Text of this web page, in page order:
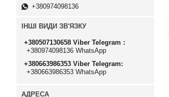
+380974098136
ІНШІ ВИДИ ЗВ'ЯЗКУ
+380507130658 Viber Telegram
+380974098136 WhatsApp
+380663986353 Viber Telegram
+380663986353 WhatsApp